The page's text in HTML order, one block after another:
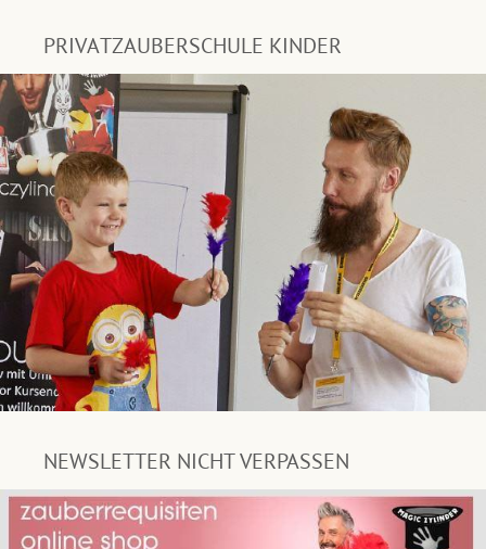
PRIVATZAUBERSCHULE KINDER
NEWSLETTER NICHT VERPASSEN